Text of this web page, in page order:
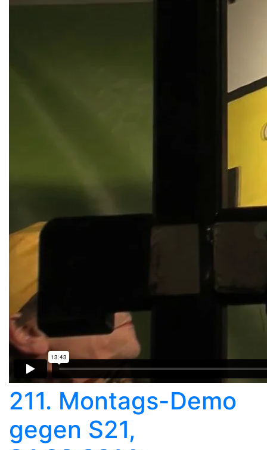
211. Montags-Demo
gegen S21,